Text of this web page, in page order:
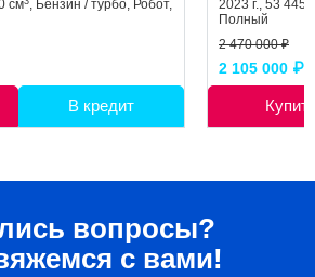
см , Бензин / турбо, Робот,
В кредит
2023 г., 53 445
Полный
2 470 000 ₽
2 105 000 ₽
вопросы?
с вами!